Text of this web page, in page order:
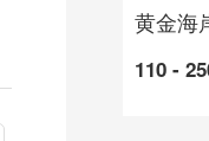
黄金海
110 -